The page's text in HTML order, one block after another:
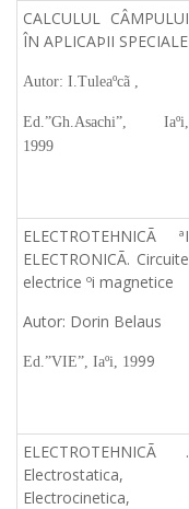
CALCULUL CÂMPULUI
ÎN APLICAÞII SPECIALE
Autor: I.Tuleaºcã ,
Ed.”Gh.Asachi”, Iaºi,
1999
ELECTROTEHNICÃ ªI
ELECTRONICÃ. Circuite
electrice ºi magnetice
Autor: Dorin Belaus
Ed.”VIE”, Iaºi, 1999
ELECTROTEHNICÃ .
Electrostatica,
Electrocinetica,